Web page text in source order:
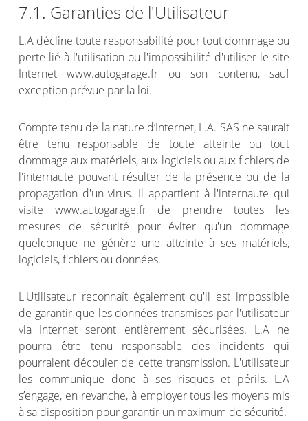
7.1. Garanties de l'Utilisateur
L.A décline toute responsabilité pour tout dommage ou
perte lié à l'utilisation ou l'impossibilité d'utiliser le site
Internet www.autogarage.fr ou son contenu, sauf
exception prévue par la loi.
Compte tenu de la nature d’Internet, L.A. SAS ne saurait
être tenu responsable de toute atteinte ou tout
dommage aux matériels, aux logiciels ou aux fichiers de
l'internaute pouvant résulter de la présence ou de la
propagation d'un virus. Il appartient à l'internaute qui
visite www.autogarage.fr de prendre toutes les
mesures de sécurité pour éviter qu'un dommage
quelconque ne génère une atteinte à ses matériels,
logiciels, fichiers ou données.
L'Utilisateur reconnaît également qu'il est impossible
de garantir que les données transmises par l'utilisateur
via Internet seront entièrement sécurisées. L.A ne
pourra être tenu responsable des incidents qui
pourraient découler de cette transmission. L'utilisateur
les communique donc à ses risques et périls. L.A
s’engage, en revanche, à employer tous les moyens mis
à sa disposition pour garantir un maximum de sécurité.